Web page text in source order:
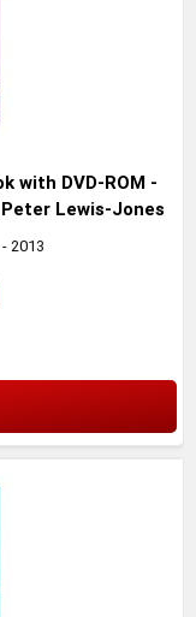
with DVD-ROM -
Lewis-Jones
- 2013